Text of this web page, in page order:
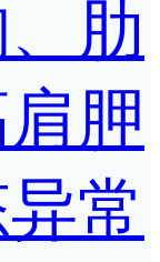
肋
胛
常